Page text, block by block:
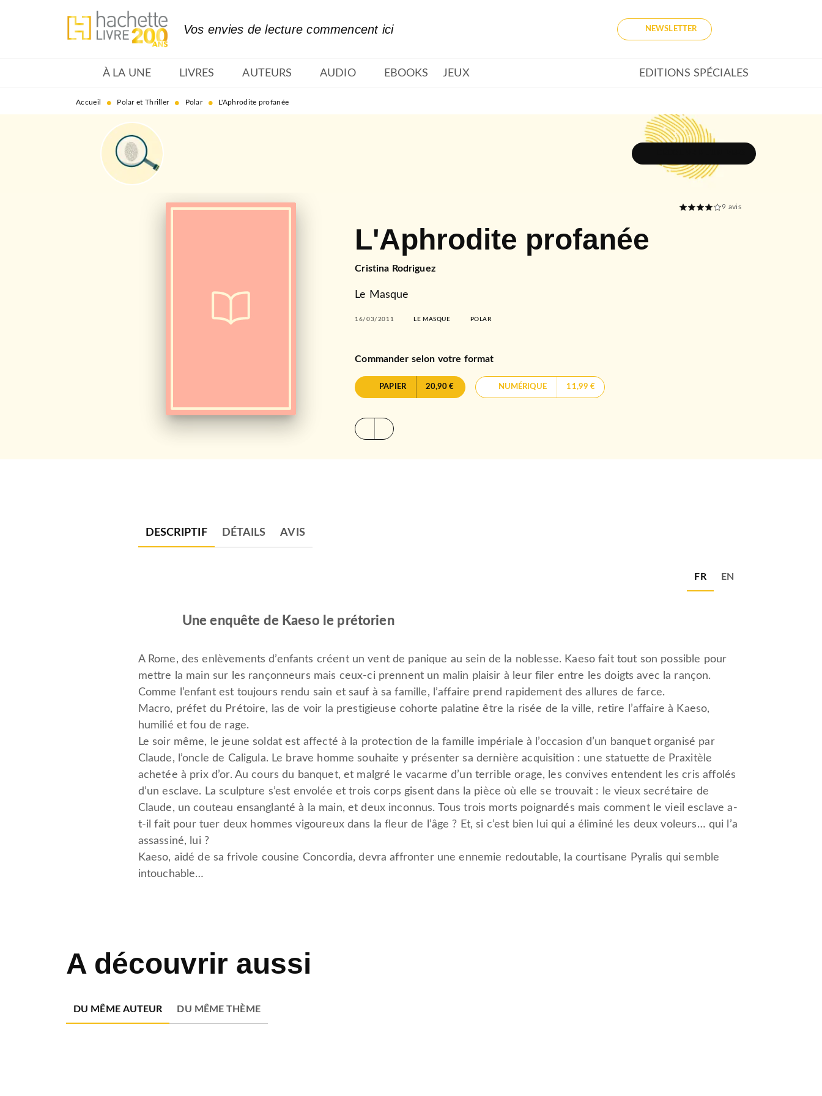
MENU RECHERCHE
Vos envies de lecture commencent ici NEWSLETTER
À LA UNE LIVRES AUTEURS AUDIO EBOOKS JEUX EDITIONS SPÉCIALES
Accueil • Polar et Thriller • Polar • L'Aphrodite profanée
9 avis
L'Aphrodite profanée
Cristina Rodriguez
Le Masque
16/03/2011 LE MASQUE POLAR
Commander selon votre format
PAPIER 20,90 € NUMÉRIQUE 11,99 €
DESCRIPTIF DÉTAILS AVIS
FR EN
Une enquête de Kaeso le prétorien
A Rome, des enlèvements d’enfants créent un vent de panique au sein de la noblesse. Kaeso fait tout son possible pour
mettre la main sur les rançonneurs mais ceux-ci prennent un malin plaisir à leur filer entre les doigts avec la rançon.
Comme l’enfant est toujours rendu sain et sauf à sa famille, l’affaire prend rapidement des allures de farce.
Macro, préfet du Prétoire, las de voir la prestigieuse cohorte palatine être la risée de la ville, retire l’affaire à Kaeso,
humilié et fou de rage.
Le soir même, le jeune soldat est affecté à la protection de la famille impériale à l’occasion d’un banquet organisé par
Claude, l’oncle de Caligula. Le brave homme souhaite y présenter sa dernière acquisition : une statuette de Praxitèle
achetée à prix d’or. Au cours du banquet, et malgré le vacarme d’un terrible orage, les convives entendent les cris affolés
d’un esclave. La sculpture s’est envolée et trois corps gisent dans la pièce où elle se trouvait : le vieux secrétaire de
Claude, un couteau ensanglanté à la main, et deux inconnus. Tous trois morts poignardés mais comment le vieil esclave a-
t-il fait pour tuer deux hommes vigoureux dans la fleur de l’âge ? Et, si c’est bien lui qui a éliminé les deux voleurs… qui l’a
assassiné, lui ?
Kaeso, aidé de sa frivole cousine Concordia, devra affronter une ennemie redoutable, la courtisane Pyralis qui semble
intouchable…
A découvrir aussi
DU MÊME AUTEUR DU MÊME THÈME